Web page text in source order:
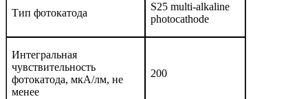
Тип фотокатода
S25 multi-alkaline
photocathode
Интегральная
чувствительность
фотокатода, мкА/лм, не
менее
200